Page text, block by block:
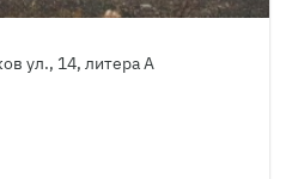
ул., 14, литера А